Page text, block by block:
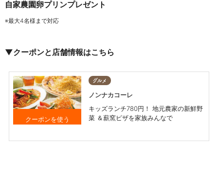
自家農園卵プリンプレゼント
※最大4名様まで対応
▼クーポンと店舗情報はこちら
グルメ
ノンナカコーレ
キッズランチ780円！ 地元農家の新鮮野
菜 ＆薪窯ピザを家族みんなで